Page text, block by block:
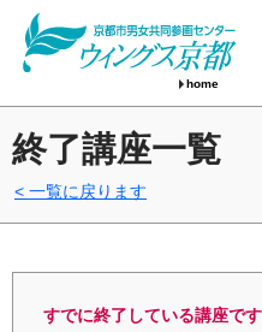
home
終了講座一覧
一覧に戻ります
すでに終了している講座で